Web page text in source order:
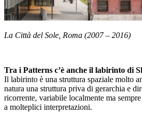
La Città del Sole, Roma (2007 – 2016)
Tra i Patterns c’è anche il labirinto di
Il labirinto è una struttura spaziale molto
natura una struttura priva di gerarchia e
ricorrente, variabile localmente ma
a molteplici interpretazioni.